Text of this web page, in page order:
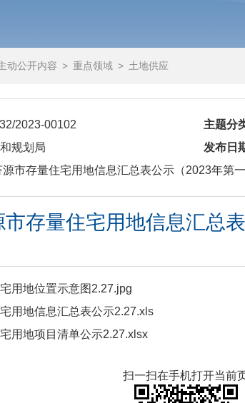
动公开内容 > 重点领域 > 土地供应
2023-00102
主题分
规划局 发布日
源市存量住宅用地信息汇总表公示（2023年第一
存量住宅用地信息汇总
用地位置示意图2.27.jpg
用地信息汇总表公示2.27.xls
用地项目清单公示2.27.xlsx
扫一扫在手机打开当前